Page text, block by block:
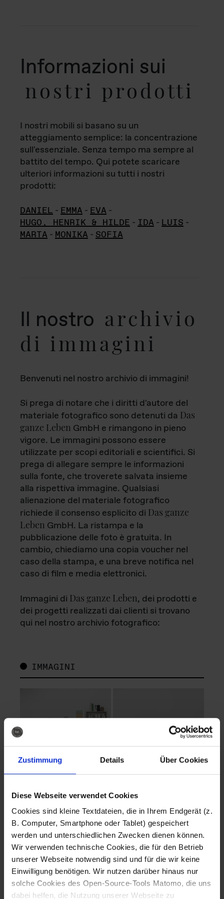
Zustimmung Details Über Cookies
Diese Webseite verwendet Cookies
Cookies sind kleine Textdateien, die in Ihrem Endgerät (z.
B. Computer, Smartphone oder Tablet) gespeichert
werden und unterschiedlichen Zwecken dienen können.
Wir verwenden technische Cookies, die für den Betrieb
unserer Webseite notwendig sind und für die wir keine
Einwilligung benötigen. Wir nutzen darüber hinaus nur
solche Cookies des Open-Source-Tools Matomo, die uns
dabei helfen, die Nutzung unserer Webseite zu
Informazioni sui
nostri prodotti
I nostri mobili si basano su un
atteggiamento semplice: la concentrazione
sull'essenziale. Senza tempo ma sempre al
battito del tempo. Qui potete scaricare
ulteriori informazioni su tutti i nostri
prodotti:
DANIEL - EMMA - EVA -
HUGO, HENRIK & HILDE - IDA - LUIS -
MARTA - MONIKA - SOFIA
Il nostro archivio
di immagini
Benvenuti nel nostro archivio di immagini!
Si prega di notare che i diritti d'autore del
materiale fotografico sono detenuti da Das
ganze Leben GmbH e rimangono in pieno
vigore. Le immagini possono essere
utilizzate per scopi editoriali e scientifici. Si
prega di allegare sempre le informazioni
sulla fonte, che troverete salvata insieme
alla rispettiva immagine. Qualsiasi
alienazione del materiale fotografico
richiede il consenso esplicito di Das ganze
Leben GmbH. La ristampa e la
pubblicazione delle foto è gratuita. In
cambio, chiediamo una copia voucher nel
caso della stampa, e una breve notifica nel
caso di film e media elettronici.
Immagini di Das ganze Leben, dei prodotti e
dei progetti realizzati dai clienti si trovano
qui nel nostro archivio fotografico:
IMMAGINI
Fotografo: Lorenz
Sternbach
Download
Fotografo: Lorenz
Sternbach
Download